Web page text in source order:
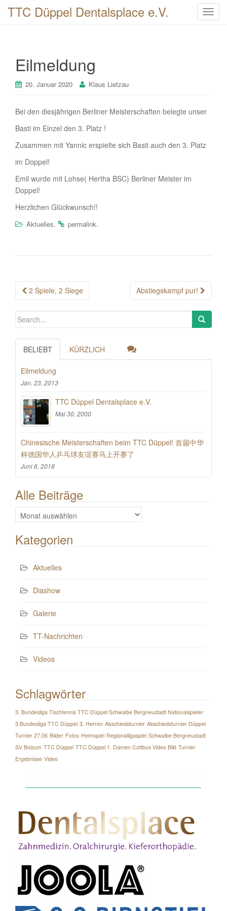
T
TTC Düppel Dentalsplace e.V.
Eilmeldung
20. Januar 2020 Klaus Lietzau
Bei den diesjährigen Berliner Meisterschaften belegte unser
Basti im Einzel den 3. Platz !
Zusammen mit Yannic erspielte sich Basti auch den 3. Platz
im Doppel!
Emil wurde mit Lohse( Hertha BSC) Berliner Meister im
Doppel!
Herzlichen Glückwunsch!!
Aktuelles. permalink.
Post
2 Spiele, 2 Siege Abstiegskampf pur!
BELIEBT KÜRZLICH
Eilmeldung
Jan. 23, 2013
TTC Düppel Dentalsplace e.V.
Mai 30, 2000
Chinesische Meisterschaften beim TTC Düppel! 首届中华
杯德国华人乒乓球友谊赛马上开赛了
Juni 6, 2018
Alle Beiträge
Alle
Beiträge
Kategorien
Aktuelles
Diashow
Galerie
TT-Nachrichten
Videos
Schlagwörter
3. Bundesliga Tischtennis TTC Düppel Schwalbe Bergneustadt Nationalspieler
3.Bundesliga TTC Düppel 3. Herren Abschiedsturnier Abschiedsturnier Düppel
Turnier 27.06 Bilder Fotos Heimspiel Regionalligaspiel Schwalbe Bergneustadt
SV Bolzum TTC Düppel TTC Düppel 1. Damen Cottbus Video Bild Turnier
Ergebnisse Video